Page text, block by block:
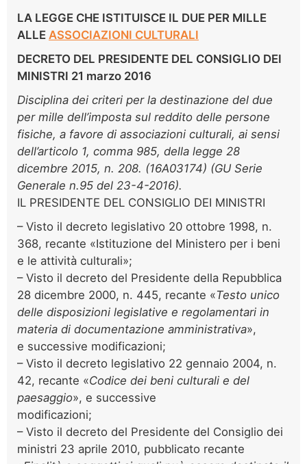
LA LEGGE CHE ISTITUISCE IL DUE PER MILLE
ALLE ASSOCIAZIONI CULTURALI
DECRETO DEL PRESIDENTE DEL CONSIGLIO DEI
MINISTRI 21 marzo 2016
Disciplina dei criteri per la destinazione del due
per mille dell’imposta sul reddito delle persone
fisiche, a favore di associazioni culturali, ai sensi
dell’articolo 1, comma 985, della legge 28
dicembre 2015, n. 208. (16A03174) (GU Serie
Generale n.95 del 23-4-2016).
IL PRESIDENTE DEL CONSIGLIO DEI MINISTRI
– Visto il decreto legislativo 20 ottobre 1998, n.
368, recante «Istituzione del Ministero per i beni
e le attività culturali»;
– Visto il decreto del Presidente della Repubblica
28 dicembre 2000, n. 445, recante «Testo unico
delle disposizioni legislative e regolamentari in
materia di documentazione amministrativa»,
e successive modificazioni;
– Visto il decreto legislativo 22 gennaio 2004, n.
42, recante «Codice dei beni culturali e del
paesaggio», e successive
modificazioni;
– Visto il decreto del Presidente del Consiglio dei
ministri 23 aprile 2010, pubblicato recante